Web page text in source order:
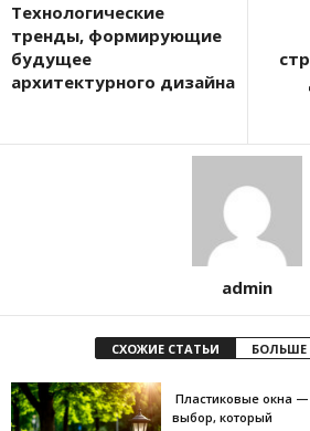
Технологические
тренды, формирующие
будущее
архитектурного дизайна
admin
СХОЖИЕ СТАТЬИ БОЛЬШЕ
Пластиковые окна —
выбор, который